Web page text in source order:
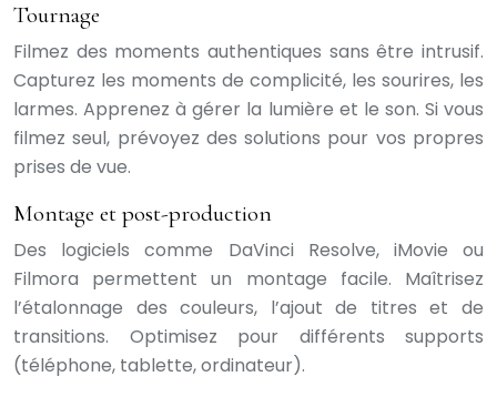
Tournage
Filmez des moments authentiques sans être intrusif.
Capturez les moments de complicité, les sourires, les
larmes. Apprenez à gérer la lumière et le son. Si vous
filmez seul, prévoyez des solutions pour vos propres
prises de vue.
Montage et post-production
Des logiciels comme DaVinci Resolve, iMovie ou
Filmora permettent un montage facile. Maîtrisez
l’étalonnage des couleurs, l’ajout de titres et de
transitions. Optimisez pour différents supports
(téléphone, tablette, ordinateur).